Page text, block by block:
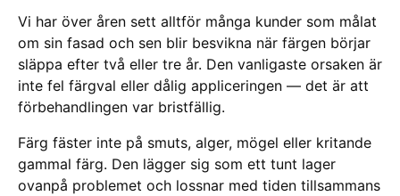
Vi har över åren sett alltför många kunder som målat
om sin fasad och sen blir besvikna när färgen börjar
släppa efter två eller tre år. Den vanligaste orsaken är
inte fel färgval eller dålig appliceringen — det är att
förbehandlingen var bristfällig.
Färg fäster inte på smuts, alger, mögel eller kritande
gammal färg. Den lägger sig som ett tunt lager
ovanpå problemet och lossnar med tiden tillsammans